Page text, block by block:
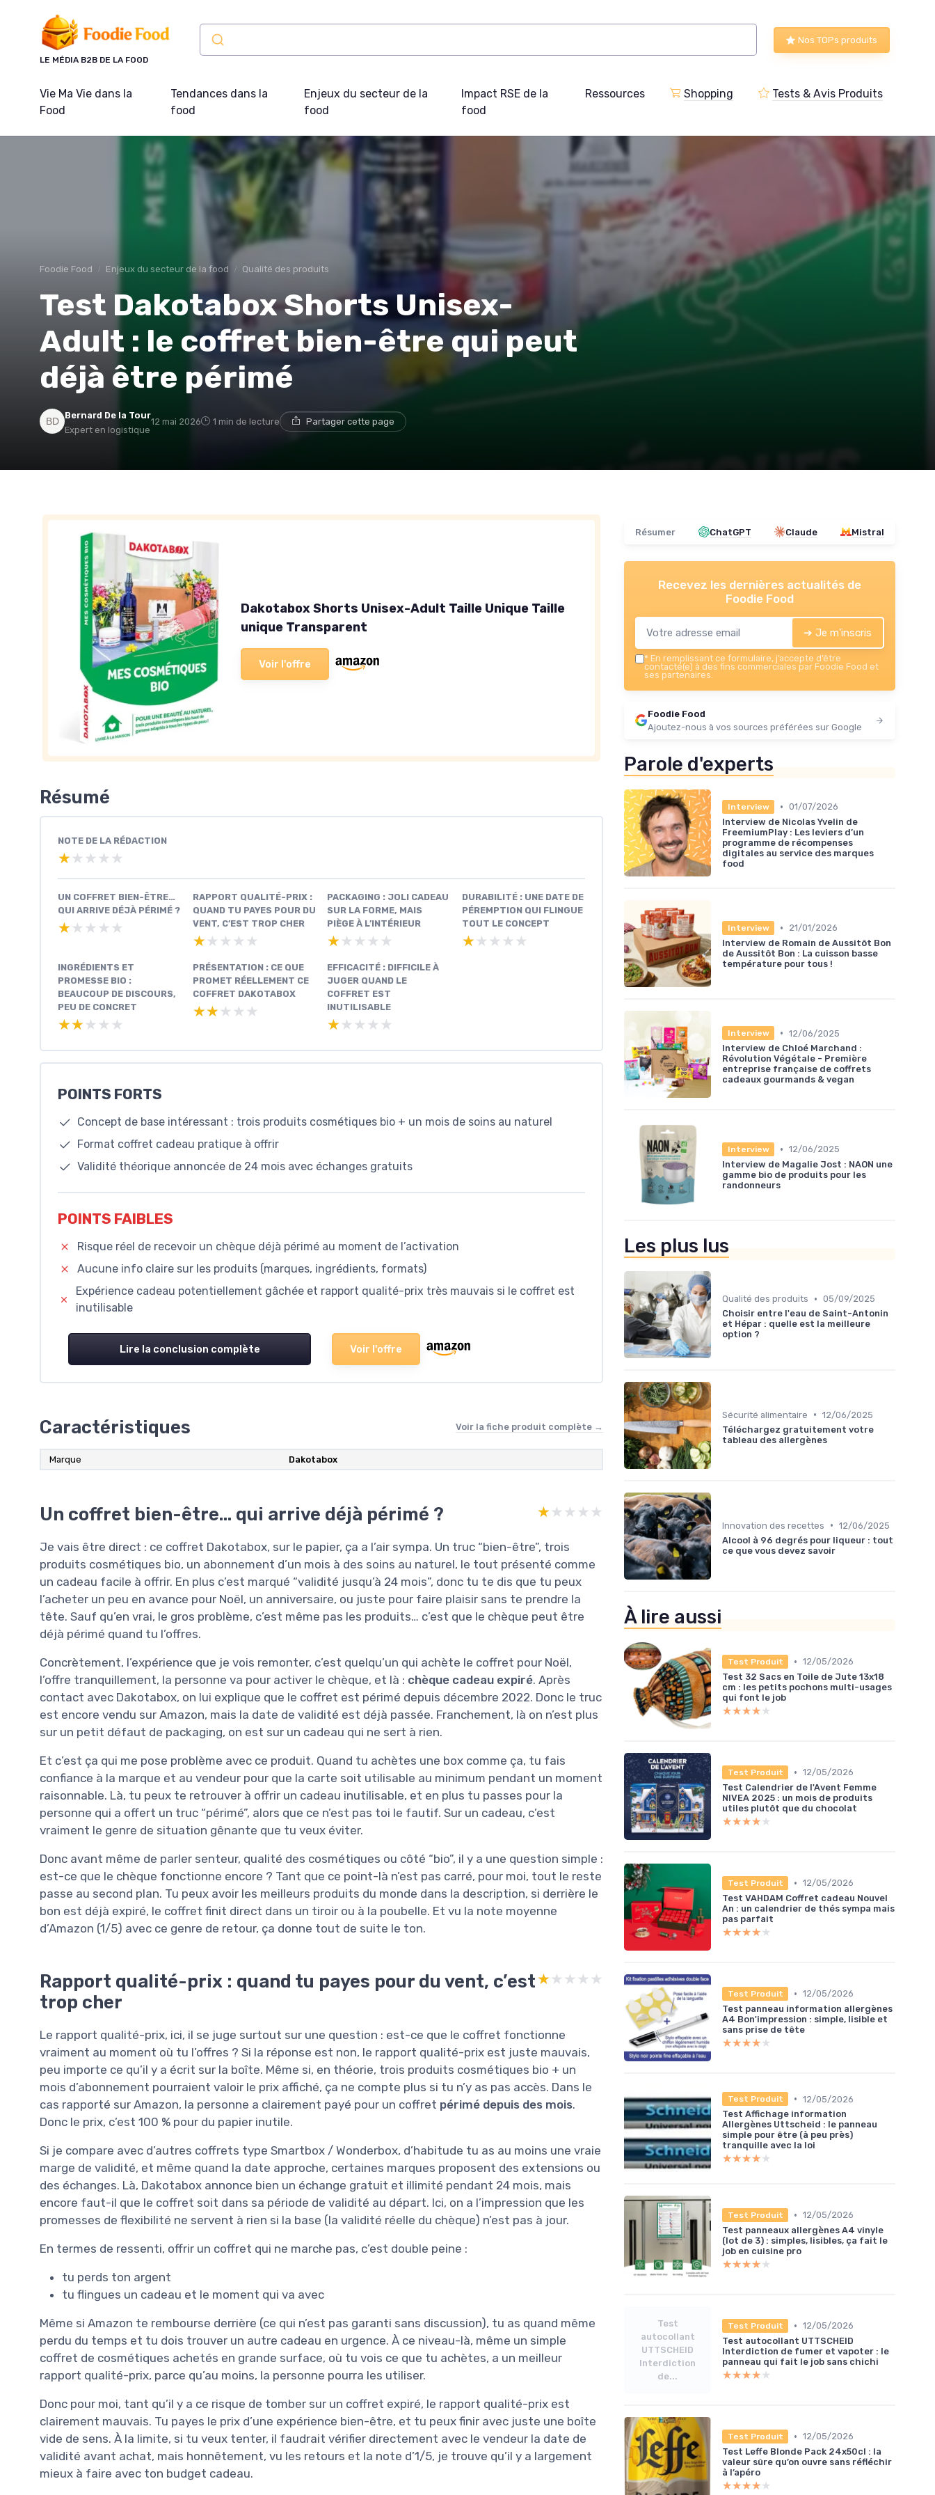
LE MÉDIA B2B DE LA FOOD
Nos TOPs produits
Vie Ma Vie dans la
Food
Tendances dans la
food
Enjeux du secteur de la
food
Impact RSE de la
food
Ressources Shopping Tests & Avis Produits
Foodie Food Enjeux du secteur de la food Qualité des produits
Test Dakotabox Shorts Unisex-
Adult : le coffret bien-être qui peut
déjà être périmé
Bernard De la Tour
Expert en logistique
12 mai 2026 1 min de lecture Partager cette page
Dakotabox Shorts Unisex-Adult Taille Unique Taille
unique Transparent
Voir l'offre
Résumé
NOTE DE LA RÉDACTION
★★★★★
★★★★★
UN COFFRET BIEN-ÊTRE…
QUI ARRIVE DÉJÀ PÉRIMÉ ?
★★★★★
★★★★★
RAPPORT QUALITÉ-PRIX :
QUAND TU PAYES POUR DU
VENT, C’EST TROP CHER
★★★★★
★★★★★
PACKAGING : JOLI CADEAU
SUR LA FORME, MAIS
PIÈGE À L’INTÉRIEUR
★★★★★
★★★★★
DURABILITÉ : UNE DATE DE
PÉREMPTION QUI FLINGUE
TOUT LE CONCEPT
★★★★★
★★★★★
INGRÉDIENTS ET
PROMESSE BIO :
BEAUCOUP DE DISCOURS,
PEU DE CONCRET
★★★★★
★★★★★
PRÉSENTATION : CE QUE
PROMET RÉELLEMENT CE
COFFRET DAKOTABOX
★★★★★
★★★★★
EFFICACITÉ : DIFFICILE À
JUGER QUAND LE
COFFRET EST
INUTILISABLE
★★★★★
★★★★★
POINTS FORTS
Concept de base intéressant : trois produits cosmétiques bio + un mois de soins au naturel
Format coffret cadeau pratique à offrir
Validité théorique annoncée de 24 mois avec échanges gratuits
POINTS FAIBLES
Risque réel de recevoir un chèque déjà périmé au moment de l’activation
Aucune info claire sur les produits (marques, ingrédients, formats)
Expérience cadeau potentiellement gâchée et rapport qualité-prix très mauvais si le coffret est
inutilisable
Lire la conclusion complète Voir l'offre
Caractéristiques Voir la fiche produit complète →
Marque Dakotabox
Un coffret bien-être… qui arrive déjà périmé ? ★★★★★
★★★★★
Je vais être direct : ce coffret Dakotabox, sur le papier, ça a l’air sympa. Un truc “bien-être”, trois
produits cosmétiques bio, un abonnement d’un mois à des soins au naturel, le tout présenté comme
un cadeau facile à offrir. En plus c’est marqué “validité jusqu’à 24 mois”, donc tu te dis que tu peux
l’acheter un peu en avance pour Noël, un anniversaire, ou juste pour faire plaisir sans te prendre la
tête. Sauf qu’en vrai, le gros problème, c’est même pas les produits… c’est que le chèque peut être
déjà périmé quand tu l’offres.
Concrètement, l’expérience que je vois remonter, c’est quelqu’un qui achète le coffret pour Noël,
l’offre tranquillement, la personne va pour activer le chèque, et là : chèque cadeau expiré. Après
contact avec Dakotabox, on lui explique que le coffret est périmé depuis décembre 2022. Donc le truc
est encore vendu sur Amazon, mais la date de validité est déjà passée. Franchement, là on n’est plus
sur un petit défaut de packaging, on est sur un cadeau qui ne sert à rien.
Et c’est ça qui me pose problème avec ce produit. Quand tu achètes une box comme ça, tu fais
confiance à la marque et au vendeur pour que la carte soit utilisable au minimum pendant un moment
raisonnable. Là, tu peux te retrouver à offrir un cadeau inutilisable, et en plus tu passes pour la
personne qui a offert un truc “périmé”, alors que ce n’est pas toi le fautif. Sur un cadeau, c’est
vraiment le genre de situation gênante que tu veux éviter.
Donc avant même de parler senteur, qualité des cosmétiques ou côté “bio”, il y a une question simple :
est-ce que le chèque fonctionne encore ? Tant que ce point-là n’est pas carré, pour moi, tout le reste
passe au second plan. Tu peux avoir les meilleurs produits du monde dans la description, si derrière le
bon est déjà expiré, le coffret finit direct dans un tiroir ou à la poubelle. Et vu la note moyenne
d’Amazon (1/5) avec ce genre de retour, ça donne tout de suite le ton.
Rapport qualité-prix : quand tu payes pour du vent, c’est
trop cher
★★★★★
★★★★★
Le rapport qualité-prix, ici, il se juge surtout sur une question : est-ce que le coffret fonctionne
vraiment au moment où tu l’offres ? Si la réponse est non, le rapport qualité-prix est juste mauvais,
peu importe ce qu’il y a écrit sur la boîte. Même si, en théorie, trois produits cosmétiques bio + un
mois d’abonnement pourraient valoir le prix affiché, ça ne compte plus si tu n’y as pas accès. Dans le
cas rapporté sur Amazon, la personne a clairement payé pour un coffret périmé depuis des mois.
Donc le prix, c’est 100 % pour du papier inutile.
Si je compare avec d’autres coffrets type Smartbox / Wonderbox, d’habitude tu as au moins une vraie
marge de validité, et même quand la date approche, certaines marques proposent des extensions ou
des échanges. Là, Dakotabox annonce bien un échange gratuit et illimité pendant 24 mois, mais
encore faut-il que le coffret soit dans sa période de validité au départ. Ici, on a l’impression que les
promesses de flexibilité ne servent à rien si la base (la validité réelle du chèque) n’est pas à jour.
En termes de ressenti, offrir un coffret qui ne marche pas, c’est double peine :
tu perds ton argent
tu flingues un cadeau et le moment qui va avec
Même si Amazon te rembourse derrière (ce qui n’est pas garanti sans discussion), tu as quand même
perdu du temps et tu dois trouver un autre cadeau en urgence. À ce niveau-là, même un simple
coffret de cosmétiques achetés en grande surface, où tu vois ce que tu achètes, a un meilleur
rapport qualité-prix, parce qu’au moins, la personne pourra les utiliser.
Donc pour moi, tant qu’il y a ce risque de tomber sur un coffret expiré, le rapport qualité-prix est
clairement mauvais. Tu payes le prix d’une expérience bien-être, et tu peux finir avec juste une boîte
vide de sens. À la limite, si tu veux tenter, il faudrait vérifier directement avec le vendeur la date de
validité avant achat, mais honnêtement, vu les retours et la note d’1/5, je trouve qu’il y a largement
mieux à faire avec ton budget cadeau.
Résumer ChatGPT Claude Mistral
Recevez les dernières actualités de
Foodie Food
➔ Je m'inscris
* En remplissant ce formulaire, j’accepte d’être
contacté(e) à des fins commerciales par Foodie Food et
ses partenaires.
Foodie Food
Ajoutez-nous à vos sources préférées sur Google
Parole d'experts
Interview • 01/07/2026
Interview de Nicolas Yvelin de
FreemiumPlay : Les leviers d’un
programme de récompenses
digitales au service des marques
food
Interview •
21/01/2026
Interview de Romain de Aussitôt Bon
de Aussitôt Bon : La cuisson basse
température pour tous !
Interview • 12/06/2025
Interview de Chloé Marchand :
Révolution Végétale - Première
entreprise française de coffrets
cadeaux gourmands & vegan
Interview • 12/06/2025
Interview de Magalie Jost : NAON une
gamme bio de produits pour les
randonneurs
Les plus lus
Qualité des produits • 05/09/2025
Choisir entre l'eau de Saint-Antonin
et Hépar : quelle est la meilleure
option ?
Sécurité alimentaire • 12/06/2025
Téléchargez gratuitement votre
tableau des allergènes
Innovation des recettes • 12/06/2025
Alcool à 96 degrés pour liqueur : tout
ce que vous devez savoir
À lire aussi
Test Produit • 12/05/2026
Test 32 Sacs en Toile de Jute 13x18
cm : les petits pochons multi-usages
qui font le job
★★★★★
★★★★★
Test Produit • 12/05/2026
Test Calendrier de l'Avent Femme
NIVEA 2025 : un mois de produits
utiles plutôt que du chocolat
★★★★★
★★★★★
Test Produit • 12/05/2026
Test VAHDAM Coffret cadeau Nouvel
An : un calendrier de thés sympa mais
pas parfait
★★★★★
★★★★★
Test Produit • 12/05/2026
Test panneau information allergènes
A4 Bon'impression : simple, lisible et
sans prise de tête
★★★★★
★★★★★
Test Produit • 12/05/2026
Test Affichage information
Allergènes Uttscheid : le panneau
simple pour être (à peu près)
tranquille avec la loi
★★★★★
★★★★★
Test Produit • 12/05/2026
Test panneaux allergènes A4 vinyle
(lot de 3) : simples, lisibles, ça fait le
job en cuisine pro
★★★★★
★★★★★
Test
autocollant
UTTSCHEID
Interdiction
de...
Test Produit • 12/05/2026
Test autocollant UTTSCHEID
Interdiction de fumer et vapoter : le
panneau qui fait le job sans chichi
★★★★★
★★★★★
Test Produit • 12/05/2026
Test Leffe Blonde Pack 24x50cl : la
valeur sûre qu’on ouvre sans réfléchir
à l’apéro
★★★★★
★★★★★